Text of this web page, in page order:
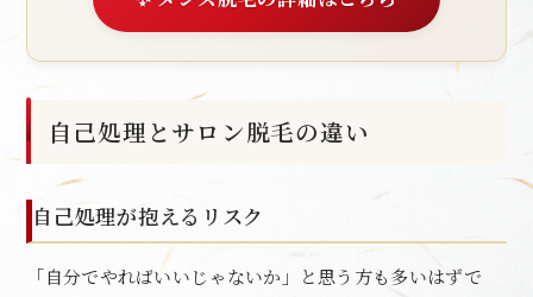
自己処理とサロン脱毛の違い
自己処理が抱えるリスク
「自分でやればいいじゃないか」と思う方も多いはずで